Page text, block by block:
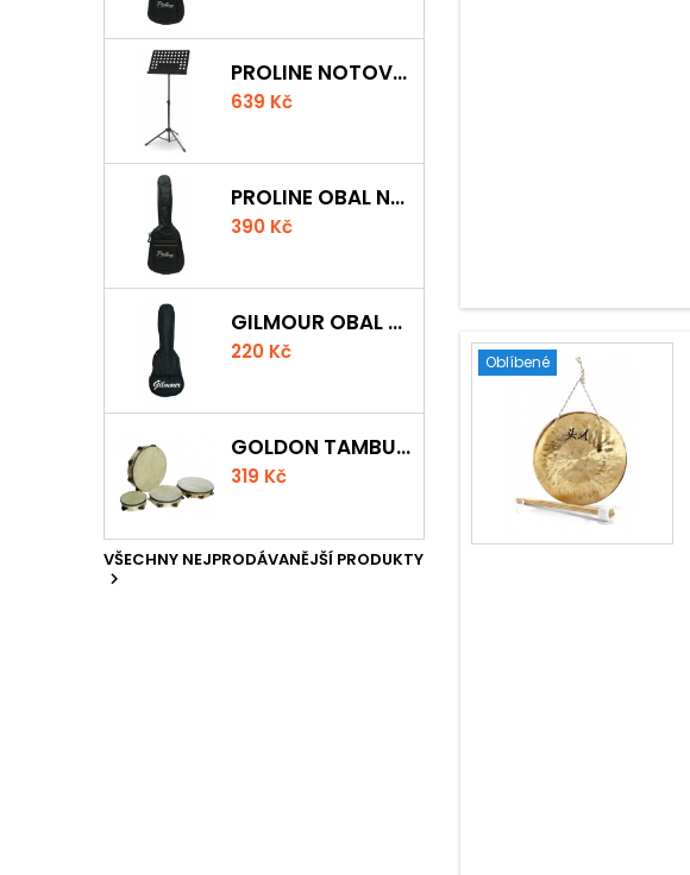
PROLINE NOTOVÝ PULT ODLEHČENÝ
639 Kč
PROLINE OBAL NA KLASICKOU KYTARU S 5 MM POLSTROVÁNÍM
390 Kč
GILMOUR OBAL NA UKULELE CONCERT
220 Kč
GOLDON TAMBURÍNA S BLÁNOU A ČINELKY 20CM
319 Kč
VŠECHNY NEJPRODÁVANĚJŠÍ PRODUKTY

Oblíbené